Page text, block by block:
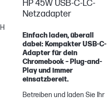
HP 45W USB-C-LC-
Netzadapter
Einfach laden, überall
dabei: Kompakter USB-C-
Adapter für dein
Chromebook – Plug-and-
Play und immer
einsatzbereit.
Betreiben und laden Sie Ihr